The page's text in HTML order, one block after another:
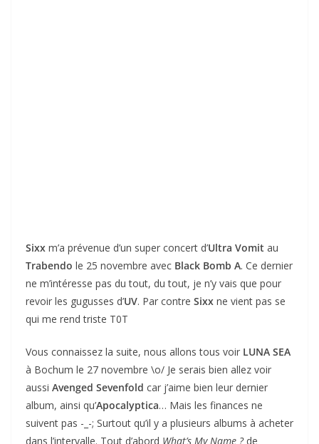
Sixx m’a prévenue d’un super concert d’Ultra Vomit au
Trabendo le 25 novembre avec Black Bomb A. Ce dernier
ne m’intéresse pas du tout, du tout, je n’y vais que pour
revoir les gugusses d’UV. Par contre Sixx ne vient pas se
qui me rend triste T0T
Vous connaissez la suite, nous allons tous voir LUNA SEA
à Bochum le 27 novembre \o/ Je serais bien allez voir
aussi Avenged Sevenfold car j’aime bien leur dernier
album, ainsi qu’Apocalyptica… Mais les finances ne
suivent pas -_-; Surtout qu’il y a plusieurs albums à acheter
dans l’intervalle. Tout d’abord What’s My Name ?de